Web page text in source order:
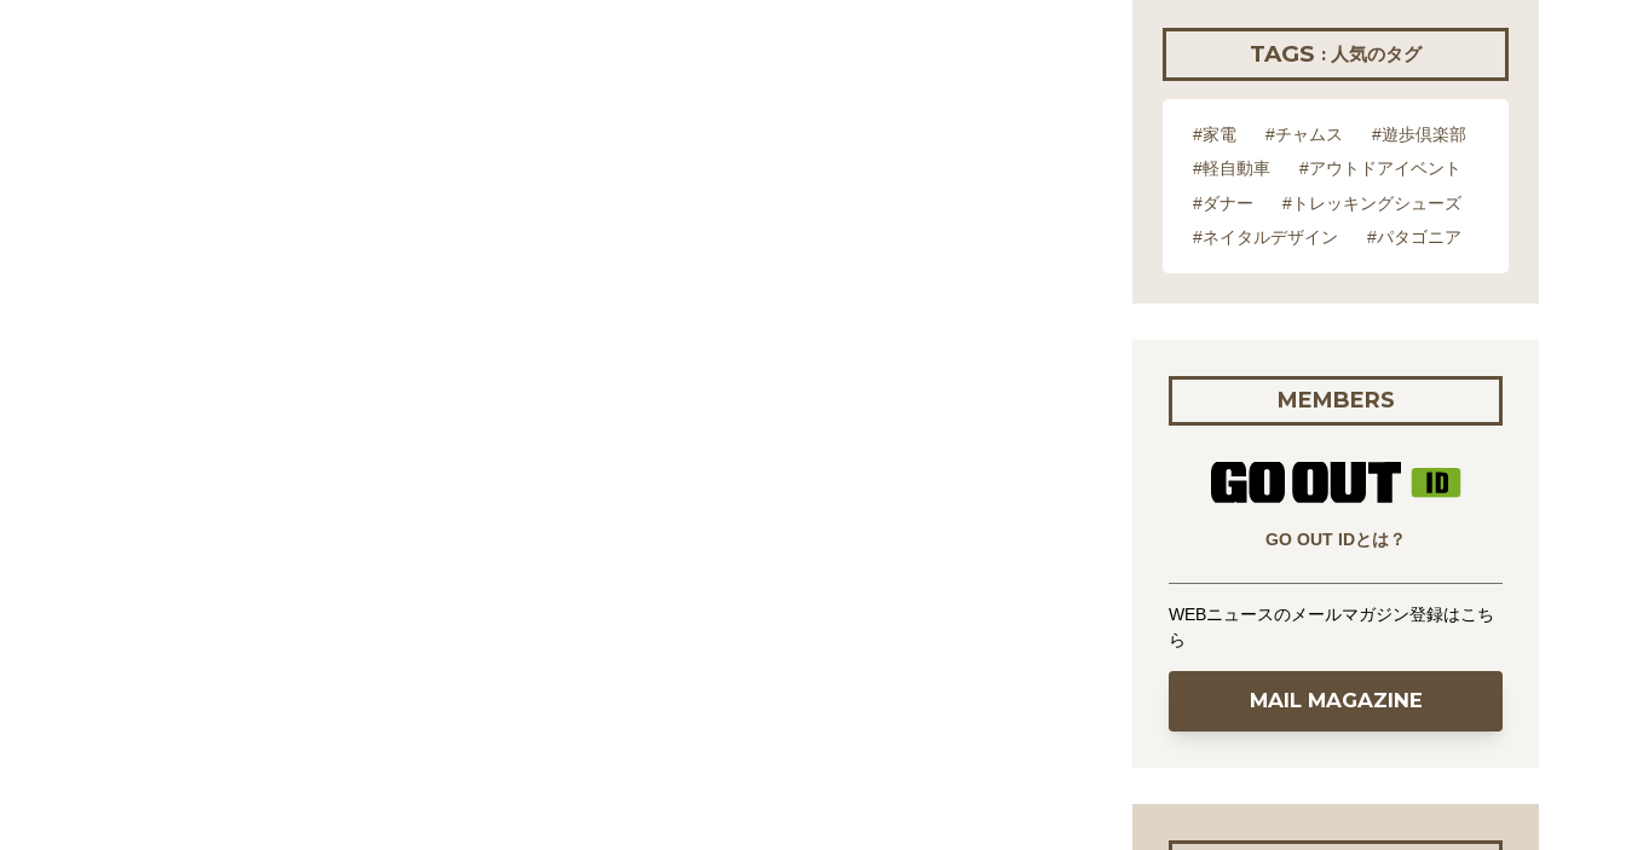
TAGS : 人気のタグ
#家電 #チャムス
#遊歩倶楽部
#軽自動車
#アウトドアイベント
#ダナー
#トレッキングシューズ
#ネイタルデザイン
#パタゴニア
MEMBERS
GO OUT IDとは？
WEBニュースのメールマガジン登録はこち
ら
MAIL MAGAZINE